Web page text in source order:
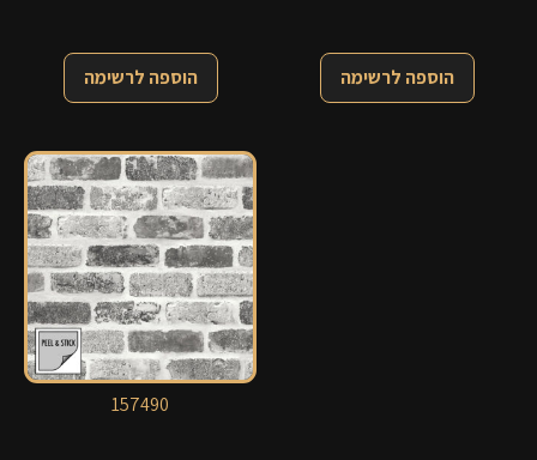
הוספה לרשימה הוספה לרשימה
157490